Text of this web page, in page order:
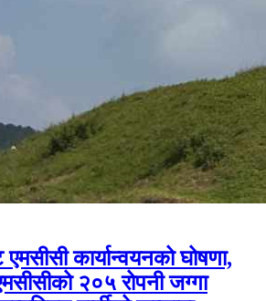
एमसीसी कार्यान्वयनको घोषणा,
२०५ रोपनी जग्गा